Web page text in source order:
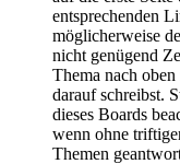
entsprechenden
möglicherweise
nicht genügend
Thema nach
darauf schreibst.
dieses Boards
wenn ohne
Themen